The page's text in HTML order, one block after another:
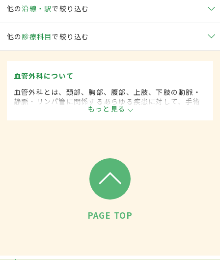
他の沿線・駅で絞り込む
他の 診療科目で絞り込む
血管外科について
血管外科とは、頚部、胸部、腹部、上肢、下肢の動脈・
静脈・リンパ管に関係するあらゆる疾患に対して、手術
的な方法によって治療する外科の一領域で、血管系をよ
り専門としています。
もっと見る
PAGE TOP